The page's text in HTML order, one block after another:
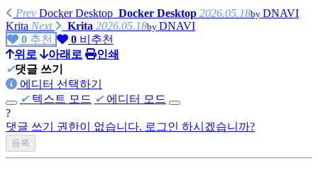
Prev Docker Desktop Docker Desktop 2026.05.18by DNAVI
Krita Next Krita 2026.05.18by DNAVI
0 추천 0 비추천
위로
아래로
인쇄
✔댓글 쓰기
에디터 선택하기
✔ 텍스트 모드 ✔ 에디터 모드
?
댓글 쓰기 권한이 없습니다. 로그인 하시겠습니까?